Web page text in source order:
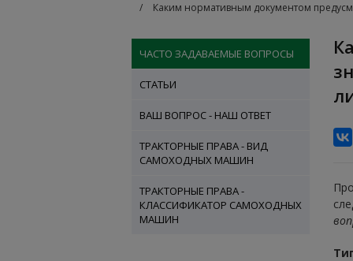
Каким нормативным документом
ЧАСТО ЗАДАВАЕМЫЕ ВОПРОСЫ
СТАТЬИ
ВАШ ВОПРОС - НАШ ОТВЕТ
ТРАКТОРНЫЕ ПРАВА - ВИД
САМОХОДНЫХ МАШИН
ТРАКТОРНЫЕ ПРАВА -
КЛАССИФИКАТОР САМОХОДНЫХ
МАШИН
Каким нормативным документом предусмотрена проверка